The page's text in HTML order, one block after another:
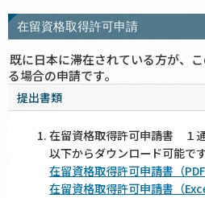
在留資格取得許可申請
既に日本に滞在されている方が、
る場合の申請です。
提出書類
在留資格取得許可申請書 １
以下からダウンロード可能です
在留資格取得許可申請書（
在留資格取得許可申請書（